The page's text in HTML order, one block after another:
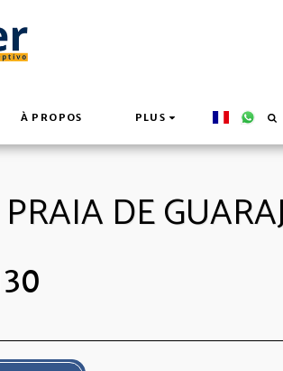
À PROPOS PLUS
DE